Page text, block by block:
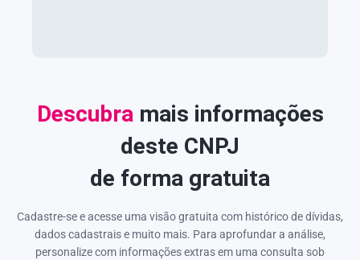
Descubra mais informações
deste CNPJ
de forma gratuita
Cadastre-se e acesse uma visão gratuita com histórico de dívidas,
dados cadastrais e muito mais. Para aprofundar a análise,
personalize com informações extras em uma consulta sob